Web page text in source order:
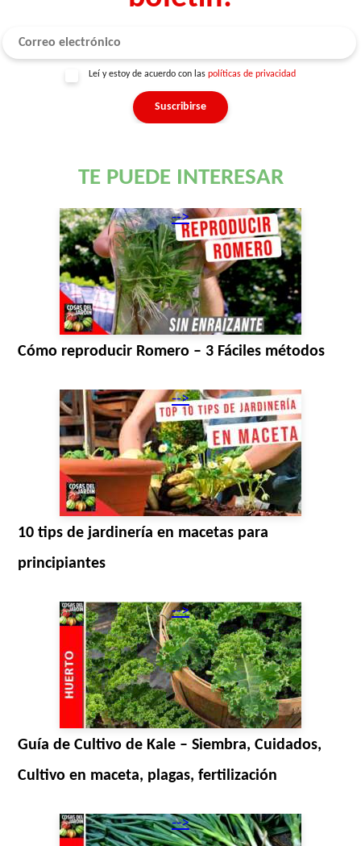
Leí y estoy de acuerdo con las políticas de privacidad
TE PUEDE INTERESAR
-->
Cómo reproducir Romero – 3 Fáciles métodos
-->
10 tips de jardinería en macetas para
principiantes
-->
Guía de Cultivo de Kale – Siembra, Cuidados,
Cultivo en maceta, plagas, fertilización
-->